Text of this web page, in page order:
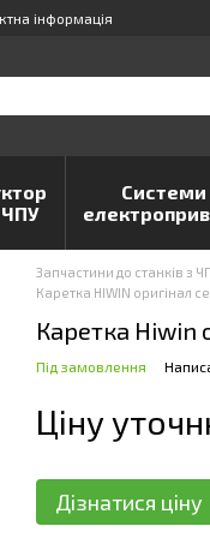
інформація
Системи
Запчастини до станків з
Каретка HIWIN оригінал
Каретка Hiwin
Під замовлення
Ціну
Дізнатися ціну